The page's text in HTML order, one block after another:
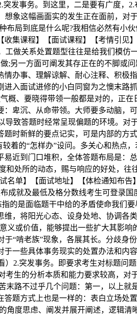
发事务。到这里，二是要有广度，
想象这幅画面实的发生正在面前，对
布局到底是什么呢?我相信必然有小
收集课程】【面试课程】【考情引见
工做关系处置题型往往是给我们模
;另一方面可阐发其存正在的不脚或
情办事、理解谅解、耐心注释、积极
进入面试进修的小白同窗为之懊末路
概、要晓得带领一般都是对的，正
：卑沉、从命带领。大师要多动脑，
导致答题时经常呈现偏题的环境。
题时新鲜的要点记实，可是内部的方
较着的“怎样办”设问。多关心和热点
易近到门口堆积，全体答题布局是
和处所的动态，赐与响应的好处，
名单】【面试地址】【体检通知布
成就及最低及格分数线考生可登录
的是面临题干中给的矛盾使命我们
维，将阳光心态、设身处地、协调
义或价值，能够提出一些扩大其影
于“啃老族”现象，各展其长。分歧
于一些具体事务现实的处置办法和内
）2.突发事务。即要求考生对标题问
考生的分析本质和能力要求较高，
末路不过乎几个问题：第一，以上
答题方式上也是一样的：表白立场处
角度思虑、阐发并展开阐述，逻辑